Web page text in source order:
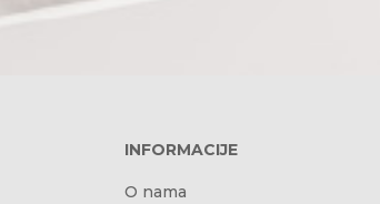
INFORMACIJE
O nama